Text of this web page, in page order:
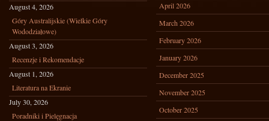
August 4, 2026
Góry Australijskie (Wielkie Góry
Wododziałowe)
August 3, 2026
Recenzje i Rekomendacje
August 1, 2026
Literatura na Ekranie
July 30, 2026
Poradniki i Pielęgnacja
April 2026
March 2026
February 2026
January 2026
December 2025
November 2025
October 2025